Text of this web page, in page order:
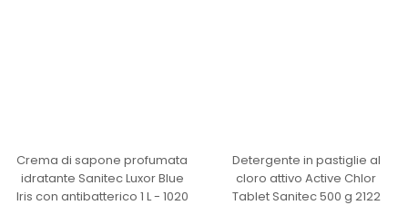
Crema di sapone profumata
idratante Sanitec Luxor Blue
Iris con antibatterico 1 L - 1020
Detergente in pastiglie al
cloro attivo Active Chlor
Tablet Sanitec 500 g 2122